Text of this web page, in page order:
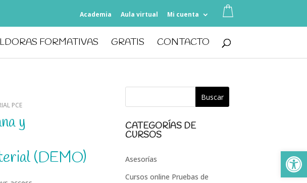
Academia Aula virtual Mi cuenta
FORMATIVAS GRATIS CONTACTO
PCE
(DEMO)
CATEGORÍAS DE
CURSOS
Asesorías
Cursos online Pruebas de